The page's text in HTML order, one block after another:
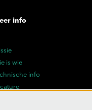
info
is wie
info